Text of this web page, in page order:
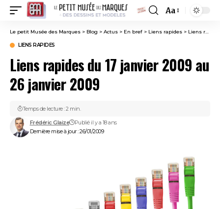
Font
Resizer
Aa
Le petit Musée des Marques > Blog > Actus > En bref > Liens rapides > Liens rapides du 17 janvier 2009 au 26 janvier 2009
LIENS RAPIDES
Liens rapides du 17 janvier 2009 au
26 janvier 2009
Dernière mise à jour : 26/01/2009
Frédéric Glaize Publié il y a 18 ans
Temps de lecture : 2 min.